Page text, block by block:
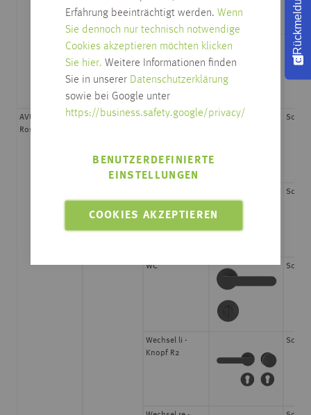
Erfahrung beeinträchtigt werden. Wenn
Sie dennoch nur technisch notwendige
Cookies akzeptieren möchten klicken
Sie hier. Weitere Informationen finden
Sie in unserer Datenschutzerklärung
sowie bei Google unter
https://business.safety.google/privacy/
COOKIES AKZEPTIEREN
BENUTZERDEFINIERTE
EINSTELLUNGEN
samtgrau ohne Rosetten
AVUS
Rosettengarnitur
graphitschwarz BB
WC
Wechsel li -
Knopf R2
Rückmeldung